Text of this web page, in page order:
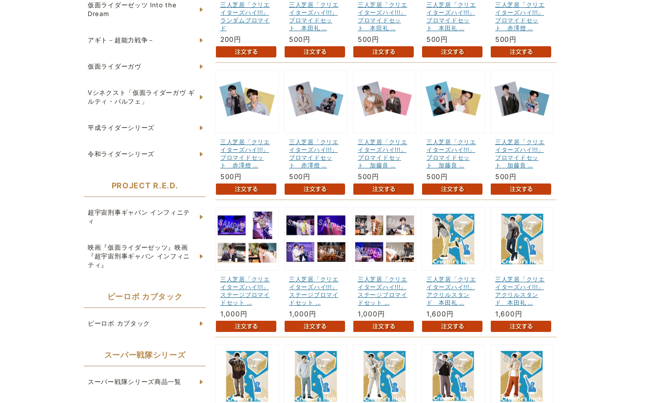
三人芝居「クリエ
イターズハイ!!!」
ランダムブロマイ
ド
200円
三人芝居「クリエ
イターズハイ!!!」
ブロマイドセッ
ト 本田礼 …
500円
三人芝居「クリエ
イターズハイ!!!」
ブロマイドセッ
ト 本田礼 …
500円
三人芝居「クリエ
イターズハイ!!!」
ブロマイドセッ
ト 本田礼 …
500円
三人芝居「クリエ
イターズハイ!!!」
ブロマイドセッ
ト 赤澤燈 …
500円
三人芝居「クリエ
イターズハイ!!!」
ブロマイドセッ
ト 赤澤燈 …
500円
三人芝居「クリエ
イターズハイ!!!」
ブロマイドセッ
ト 赤澤燈 …
500円
三人芝居「クリエ
イターズハイ!!!」
ブロマイドセッ
ト 加藤良 …
500円
三人芝居「クリエ
イターズハイ!!!」
ブロマイドセッ
ト 加藤良 …
500円
三人芝居「クリエ
イターズハイ!!!」
ブロマイドセッ
ト 加藤良 …
500円
三人芝居「クリエ
イターズハイ!!!」
ステージブロマイ
ドセット …
1,000円
三人芝居「クリエ
イターズハイ!!!」
ステージブロマイ
ドセット …
1,000円
三人芝居「クリエ
イターズハイ!!!」
ステージブロマイ
ドセット …
1,000円
三人芝居「クリエ
イターズハイ!!!」
アクリルスタン
ド 本田礼 …
1,600円
三人芝居「クリエ
イターズハイ!!!」
アクリルスタン
ド 本田礼 …
1,600円
仮面ライダーゼッツ Into the
Dream
アギト－超能力戦争－
仮面ライダーガヴ
Vシネクスト「仮面ライダーガヴ ギ
ルティ・パルフェ」
平成ライダーシリーズ
令和ライダーシリーズ
PROJECT R.E.D.
超宇宙刑事ギャバン インフィニテ
ィ
映画『仮面ライダーゼッツ』映画
『超宇宙刑事ギャバン インフィニ
ティ』
ビーロボ カブタック
ビーロボ カブタック
スーパー戦隊シリーズ
スーパー戦隊シリーズ商品一覧